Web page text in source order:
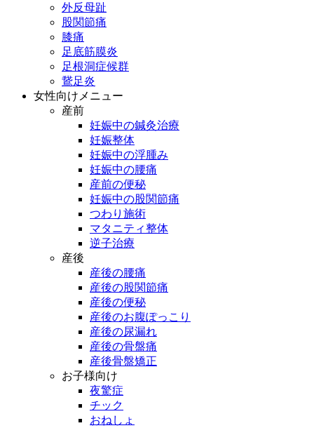
外反母趾
股関節痛
膝痛
足底筋膜炎
足根洞症候群
鵞足炎
女性向けメニュー
産前
妊娠中の鍼灸治療
妊娠整体
妊娠中の浮腫み
妊娠中の腰痛
産前の便秘
妊娠中の股関節痛
つわり施術
マタニティ整体
逆子治療
産後
産後の腰痛
産後の股関節痛
産後の便秘
産後のお腹ぽっこり
産後の尿漏れ
産後の骨盤痛
産後骨盤矯正
お子様向け
夜驚症
チック
おねしょ